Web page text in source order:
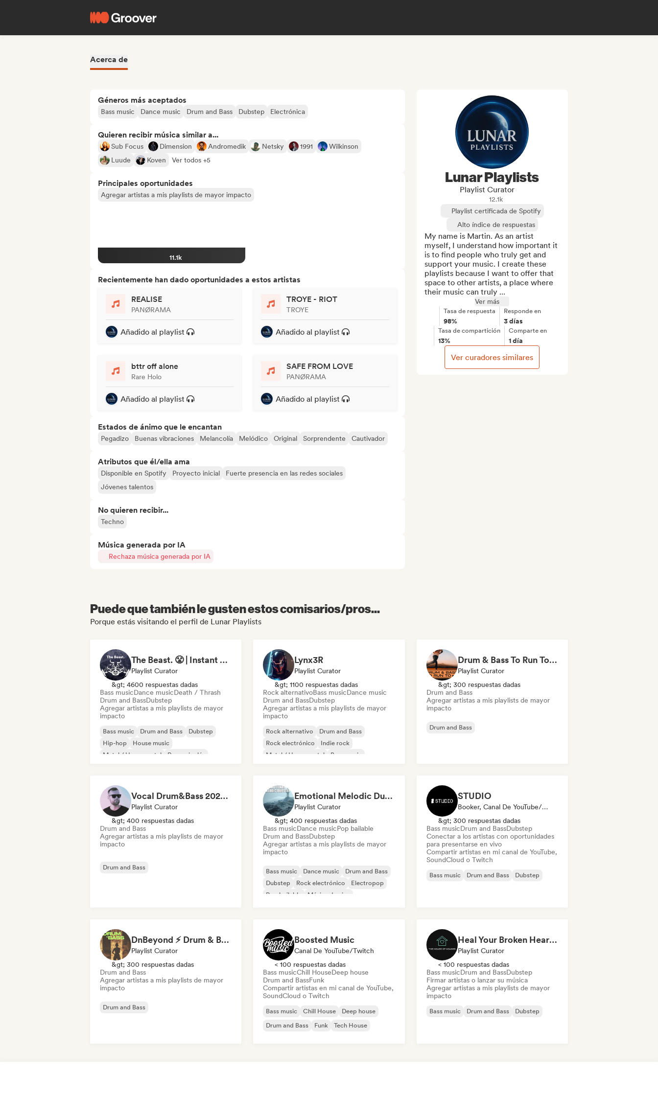
Acerca de
Géneros más aceptados
Bass music Dance music Drum and Bass Dubstep Electrónica
Quieren recibir música similar a...
Sub Focus Dimension Andromedik Netsky 1991
Wilkinson
Luude
Koven Ver todos +5
Principales oportunidades
Agregar artistas a mis playlists de mayor impacto
11.1k
Recientemente han dado oportunidades a estos artistas
REALISE
PANØRAMA
Añadido al playlist
TROYE - RIOT
TROYE
Añadido al playlist
bttr off alone
Rare Holo
Añadido al playlist
SAFE FROM LOVE
PANØRAMA
Añadido al playlist
Estados de ánimo que le encantan
Pegadizo Buenas vibraciones Melancolía Melódico Original Sorprendente Cautivador
Atributos que él/ella ama
Disponible en Spotify Proyecto inicial
Fuerte presencia en las redes sociales
Jóvenes talentos
No quieren recibir...
Techno
Música generada por IA
Rechaza música generada por IA
Lunar Playlists
Playlist Curator
12.1k
Playlist certificada de Spotify
Alto índice de respuestas
My name is Martin. As an artist
myself, I understand how important it
is to find people who truly get and
support your music. I create these
playlists because I want to offer that
space to other artists, a place where
their music can truly ...
Ver más
Tasa de respuesta
98%
Responde en
3 días
Tasa de compartición
13%
Comparte en
1 día
Ver curadores similares
Puede que también le gusten estos comisarios/pros...
Porque estás visitando el perfil de Lunar Playlists
The Beast. 😤 | Instant Gainz 💪 | Gym Workout & Motivation Music 🏋️
Playlist Curator
&gt; 4600 respuestas dadas
Bass musicDance musicDeath / Thrash
Drum and BassDubstep
Agregar artistas a mis playlists de mayor
impacto
Bass music Drum and Bass
Dubstep
Hip-hop
House music
Metal / Heavy metal
Rap en inglés
Lynx3R
Playlist Curator
&gt; 1100 respuestas dadas
Rock alternativoBass musicDance music
Drum and BassDubstep
Agregar artistas a mis playlists de mayor
impacto
Rock alternativo
Drum and Bass
Rock electrónico
Indie rock
Metal / Heavy metal
Bass music
Drum & Bass To Run To... (by Cross-Over)
Playlist Curator
&gt; 300 respuestas dadas
Drum and Bass
Agregar artistas a mis playlists de mayor
impacto
Drum and Bass
Vocal Drum&Bass 2026 by Julian Florent
Playlist Curator
&gt; 400 respuestas dadas
Drum and Bass
Agregar artistas a mis playlists de mayor
impacto
Drum and Bass
Emotional Melodic Dubstep (by AZËE)
Playlist Curator
&gt; 400 respuestas dadas
Bass musicDance musicPop bailable
Drum and BassDubstep
Agregar artistas a mis playlists de mayor
impacto
Bass music Dance music
Drum and Bass
Dubstep
Rock electrónico
Electropop
Pop bailable
Música de cine
STUDIO
Booker, Canal De YouTube/Twitch
&gt; 300 respuestas dadas
Bass musicDrum and BassDubstep
Conectar a los artistas con oportunidades
para presentarse en vivo
Compartir artistas en mi canal de YouTube,
SoundCloud o Twitch
Bass music Drum and Bass Dubstep
DnBeyond ⚡ Drum & Bass, Liquid DnB & Jungle
Playlist Curator
&gt; 300 respuestas dadas
Drum and Bass
Agregar artistas a mis playlists de mayor
impacto
Drum and Bass
Boosted Music
Canal De YouTube/Twitch
< 100 respuestas dadas
Bass musicChill HouseDeep house
Drum and BassFunk
Compartir artistas en mi canal de YouTube,
SoundCloud o Twitch
Bass music Chill House
Deep house
Drum and Bass
Funk Tech House
Heal Your Broken Heart💔 | Melodic Dubstep by The House of Houses
Playlist Curator
< 100 respuestas dadas
Bass musicDrum and BassDubstep
Firmar artistas o lanzar su música
Agregar artistas a mis playlists de mayor
impacto
Bass music Drum and Bass Dubstep